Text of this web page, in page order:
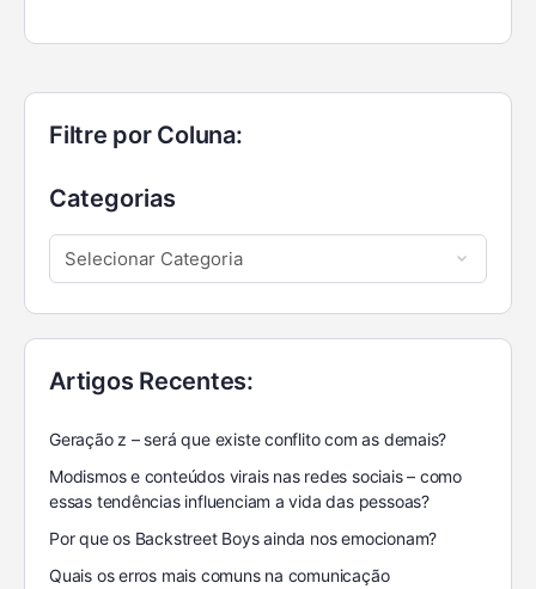
Filtre por Coluna:
Categorias
Artigos Recentes:
Geração z – será que existe conflito com as demais?
Modismos e conteúdos virais nas redes sociais – como
essas tendências influenciam a vida das pessoas?
Por que os Backstreet Boys ainda nos emocionam?
Quais os erros mais comuns na comunicação